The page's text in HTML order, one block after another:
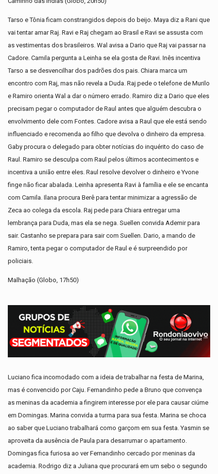
Tarso e Tônia ficam constrangidos depois do beijo. Maya diz a Rani que
vai tentar amar Raj. Ravi e Raj chegam ao Brasil e Ravi se assusta com
as vestimentas dos brasileiros. Wal avisa a Dario que Raj vai passar na
Cadore. Camila pergunta a Leinha se ela gosta de Ravi. Inês incentiva
Tarso a se desvencilhar dos padrões dos pais. Chiara marca um
encontro com Raj, mas não revela a Duda. Raj pede o telefone de Murilo
e Ramiro orienta Wal a dar o número errado. Ramiro diz a Dario que eles
precisam pegar o computador de Raul antes que alguém descubra o
envolvimento dele com Fontes. Cadore avisa a Raul que ele está sendo
influenciado e recomenda ao filho que devolva o dinheiro da empresa.
Gaby procura o delegado para obter notícias do inquérito do caso de
Raul. Ramiro se desculpa com Raul pelos últimos acontecimentos e
incentiva a união entre eles. Raul resolve devolver o dinheiro e Yvone
finge não ficar abalada. Leinha apresenta Ravi à família e ele se encanta
com Camila. Ilana procura Berê para tentar minimizar a agressão de
Zeca ao colega da escola. Raj pede para Chiara entregar uma
lembrança para Duda, mas ela se nega. Suellen convida Ademir para
sair. Castanho se prepara para sair com Suellen. Dario, a mando de
Ramiro, tenta pegar o computador de Raul e é surpreendido por
policiais.
Malhação (Globo, 17h50)
Luciano fica incomodado com a ideia de trabalhar na festa de Marina,
mas é convencido por Caju. Fernandinho pede a Bruno que convença
as meninas da academia a fingirem interesse por ele para causar ciúme
em Domingas. Marina convida a turma para sua festa. Marina se choca
ao saber que Luciano trabalhará como garçom em sua festa. Yasmin se
aproveita da ausência de Paula para desarrumar o apartamento.
Domingas fica furiosa ao ver Fernandinho cercado por meninas da
academia. Rodrigo diz a Juliana que procurará em um sebo o segundo